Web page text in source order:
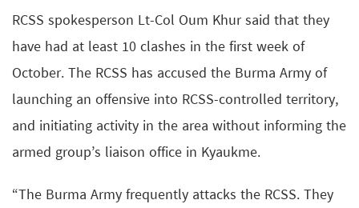
RCSS spokesperson Lt-Col Oum Khur said that they
have had at least 10 clashes in the first week of
October. The RCSS has accused the Burma Army of
launching an offensive into RCSS-controlled territory,
and initiating activity in the area without informing the
armed group’s liaison office in Kyaukme.
“The Burma Army frequently attacks the RCSS. They